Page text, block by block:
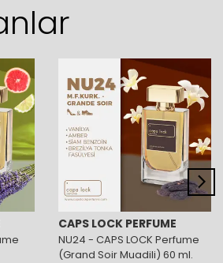
CAPS LOCK PERFUME
NU24 - CAPS LOCK Perfume
(Grand Soir Muadili) 60 ml.